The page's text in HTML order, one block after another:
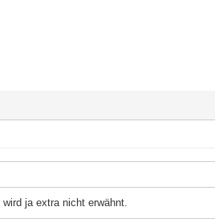
ja extra nicht erwähnt.